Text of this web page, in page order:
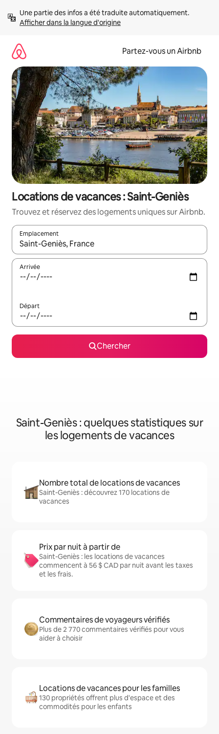
directement
Afficher dans la langue d'origine
Partez-vous un Airbnb
Locations de vacances : Saint-Geniès
Trouvez et réservez des logements uniques sur Airbnb.
Emplacement
Quand les résultats sont affichés, parcourez-les en utilisant
Arrivée
Départ
Chercher
Saint-Geniès : quelques statistiques sur
les logements de vacances
Nombre total de locations de vacances
Saint-Geniès : découvrez 170 locations de
vacances
Prix par nuit à partir de
Saint-Geniès : les locations de vacances
commencent à 56 $ CAD par nuit avant les taxes
et les frais.
Commentaires de voyageurs vérifiés
Plus de 2 770 commentaires vérifiés pour vous
aider à choisir
Locations de vacances pour les familles
130 propriétés offrent plus d'espace et des
commodités pour les enfants